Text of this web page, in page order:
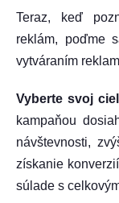
Teraz, keď
reklám, poďme
vytváraním
Vyberte svoj
kampaňou
návštevnosti,
získanie
súlade s